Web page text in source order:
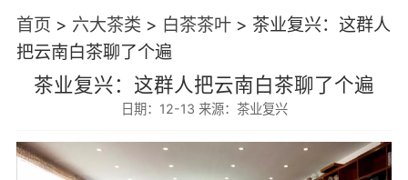
首页 > 六大茶类 > 白茶茶叶> 茶业复兴：这群人
把云南白茶聊了个遍
茶业复兴：这群人把云南白茶聊了个遍
日期：12-13 来源：茶业复兴